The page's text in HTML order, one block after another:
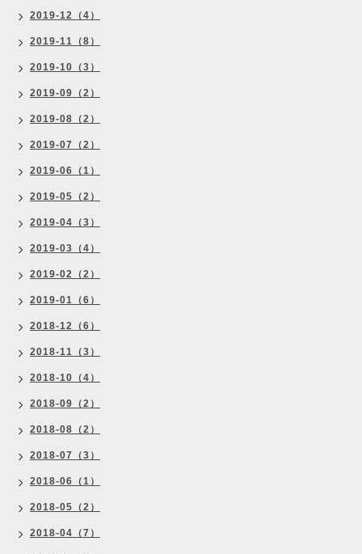
2019-12（4）
2019-11（8）
2019-10（3）
2019-09（2）
2019-08（2）
2019-07（2）
2019-06（1）
2019-05（2）
2019-04（3）
2019-03（4）
2019-02（2）
2019-01（6）
2018-12（6）
2018-11（3）
2018-10（4）
2018-09（2）
2018-08（2）
2018-07（3）
2018-06（1）
2018-05（2）
2018-04（7）